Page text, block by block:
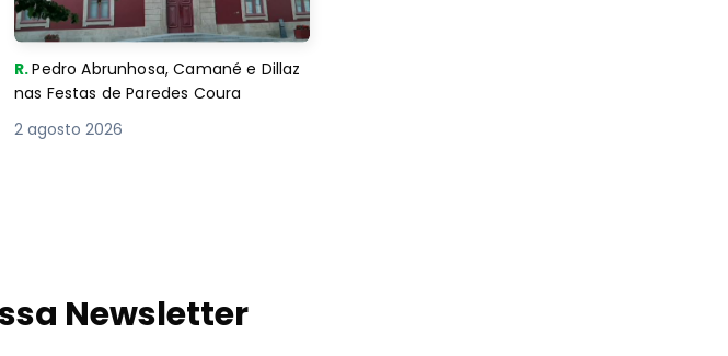
R.Pedro Abrunhosa, Camané e Dillaz
nas Festas de Paredes Coura
2 agosto 2026
do Minho